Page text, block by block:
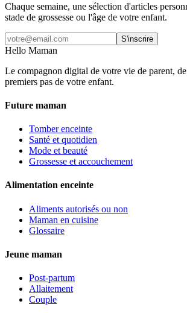
Chaque semaine, une sélection d'articles
stade de grossesse ou l'âge de votre enfant.
S'inscrire
Hello Maman
Le compagnon digital de votre vie de parent,
premiers pas de votre enfant.
Future maman
Tomber enceinte
Santé et quotidien
Mode et beauté
Grossesse et accouchement
Alimentation enceinte
Aliments autorisés ou non
Maman en cuisine
Glossaire
Jeune maman
Post-partum
Allaitement
Couple